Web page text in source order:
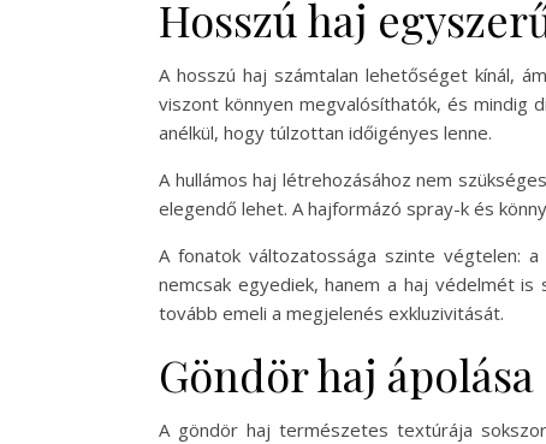
Hosszú haj
A hosszú haj számtalan lehetőséget kínál,
viszont könnyen megvalósíthatók, és mindig
anélkül, hogy túlzottan időigényes lenne.
A hullámos haj létrehozásához nem
elegendő lehet. A hajformázó spray-k és
A fonatok változatossága szinte végtelen:
nemcsak egyediek, hanem a haj védelmét
tovább emeli a megjelenés exkluzivitását.
Göndör haj
A göndör haj természetes textúrája